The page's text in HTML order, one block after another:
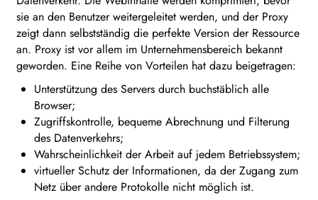
sie an den Benutzer weitergeleitet werden, und der Proxy
zeigt dann selbstständig die perfekte Version der Ressource
an. Proxy ist vor allem im Unternehmensbereich bekannt
geworden. Eine Reihe von Vorteilen hat dazu beigetragen:
Unterstützung des Servers durch buchstäblich alle
Browser;
Zugriffskontrolle, bequeme Abrechnung und Filterung
des Datenverkehrs;
Wahrscheinlichkeit der Arbeit auf jedem Betriebssystem;
virtueller Schutz der Informationen, da der Zugang zum
Netz über andere Protokolle nicht möglich ist.